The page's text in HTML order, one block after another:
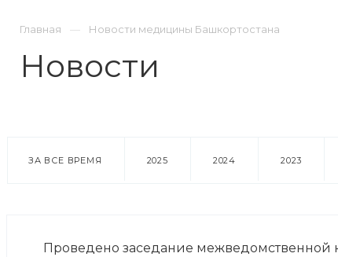
Главная Новости медицины Башкортостана
Новости
ЗА ВСЕ ВРЕМЯ 2025 2024 2023
Проведено заседание межведомственной